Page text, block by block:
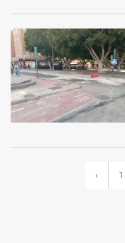
‹ 1